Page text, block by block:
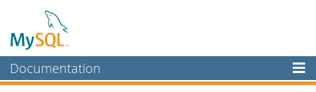
Documentation